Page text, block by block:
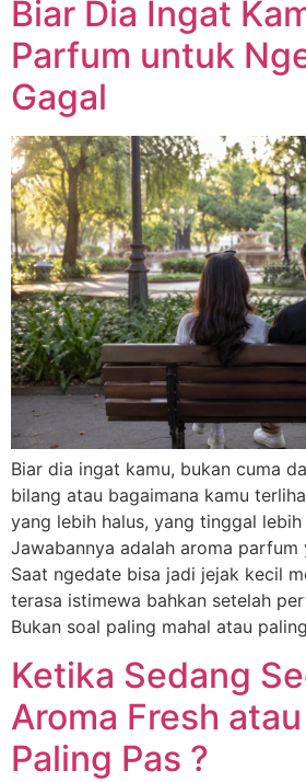
Biar Dia Ingat
Parfum untuk
Gagal
Biar dia ingat kamu, bukan cuma
bilang atau bagaimana kamu
yang lebih halus, yang tinggal
Jawabannya adalah aroma parfum
Saat ngedate bisa jadi jejak kecil
terasa istimewa bahkan setelah
Bukan soal paling mahal atau
Ketika Sedang
Aroma Fresh
Paling Pas ?